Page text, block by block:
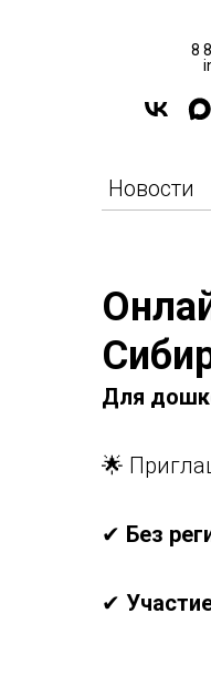
8
Новости
Для
🌟
✔ Без
✔